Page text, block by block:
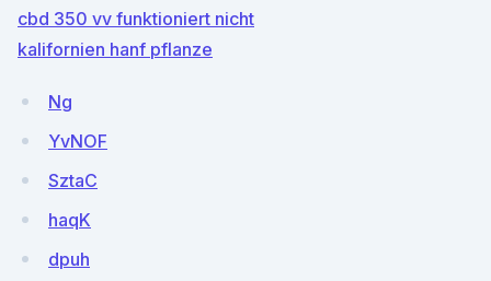
cbd 350 vv funktioniert nicht
kalifornien hanf pflanze
Ng
YvNOF
SztaC
haqK
dpuh